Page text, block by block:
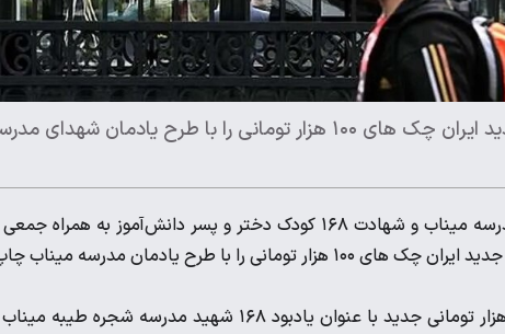
بانک مرکزی جمهوری اسلامی ایران، سری جدید ایران چک های ۱۰۰ هزار تومانی را با طرح
بعد از جنایات آمریکا در مدرسه میناب و شهادت ۱۶۸ کودک دختر و پسر دانش‌آموز
طرح یادمان مدرسه میناب چاپ کرد.
برهمین اساس، تصویر پشت ایران چک های ۱۰۰ هزار تومانی جدید با عنوان یادبود